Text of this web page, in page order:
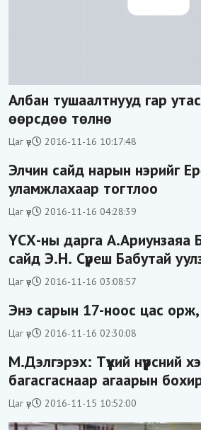
Албан тушаалтнууд гар
өөрсдөө төлнө
Цаг үе 2016-11-16 10:17:48
Элчин сайд нарын нэрийг
уламжлахаар тогтлоо
Цаг үе 2016-11-16 04:28:39
ҮСХ-ны дарга А.Ариунзаяа
сайд Э.Н. Сүреш Бабутай
Цаг үе 2016-11-16 03:08:57
Энэ сарын 17-ноос цас орж,
Цаг үе 2016-11-16 02:30:08
М.Дэлгэрэх: Түүхий нүүрсний
багасгаснаар агаарын
бууруулна
Цаг үе 2016-11-15 10:52:00